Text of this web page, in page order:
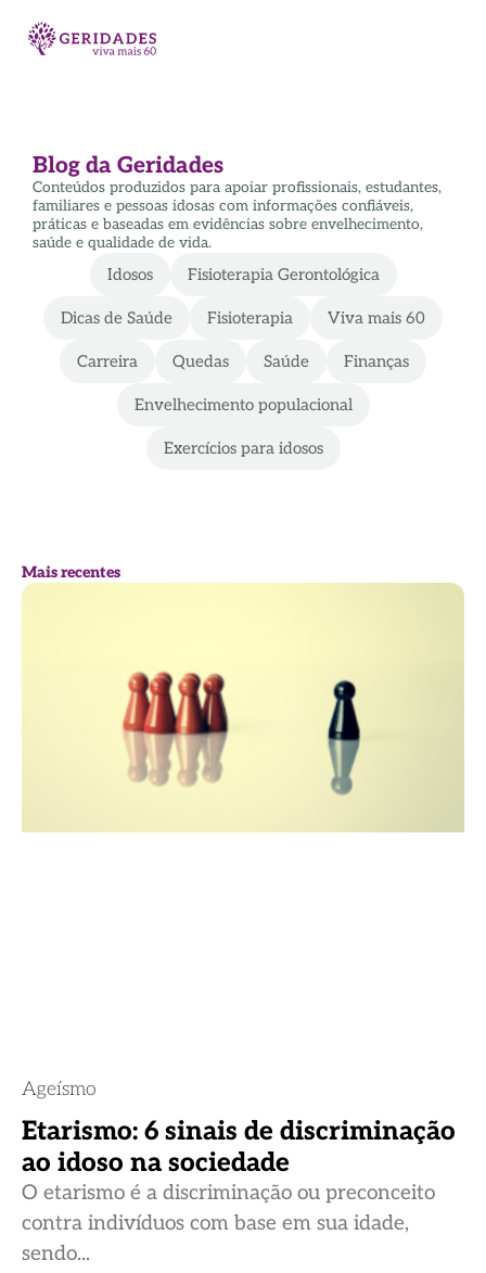
Blog da Geridades
Conteúdos produzidos para apoiar profissionais, estudantes,
familiares e pessoas idosas com informações confiáveis,
práticas e baseadas em evidências sobre envelhecimento,
saúde e qualidade de vida.
Idosos Fisioterapia Gerontológica
Dicas de Saúde Fisioterapia Viva mais 60
Carreira Quedas Saúde Finanças
Envelhecimento populacional
Exercícios para idosos
Mais recentes
Ageísmo
Etarismo: 6 sinais de discriminação
ao idoso na sociedade
O etarismo é a discriminação ou preconceito
contra indivíduos com base em sua idade,
sendo...